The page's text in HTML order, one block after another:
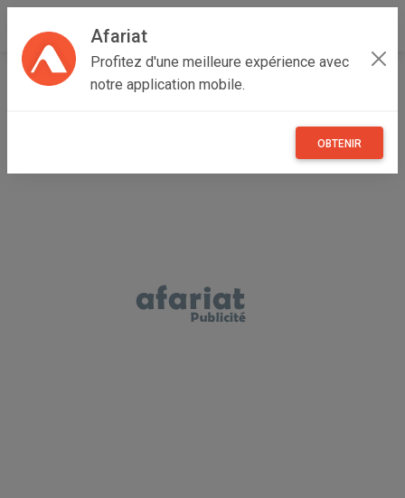
Afariat
Profitez d'une meilleure expérience avec
notre application mobile.
OBTENIR
Accueil Boutique de ENTREPRISE